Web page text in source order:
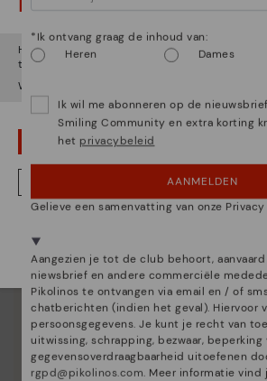
Ontdek nog meer
Sinds 1984 werken we eraan om elke
maken.
Het lijkt erop dat je in Verenigde Staten
toegang te krijgen tot de
België
Wil je naar onze
OEPS! FOUTJE, IK WIL GRAAG IN
NEE, IK WIL DE BELGIË
*Ik ontvang graag de inhoud van:
Heren
Dames
Ik wil me abonneren op de
Smiling Community en extra korting
het privacybeleid
AANMELDEN
Gelieve een samenvatting van onze
Aangezien je tot de club behoort,
niewsbrief en andere commerciële
Pikolinos te ontvangen via email en / of
chatberichten (indien het geval). Hiervoor
persoonsgegevens. Je kunt je recht van
uitwissing, schrapping, bezwaar, beperking
gegevensoverdraagbaarheid uitoefenen
rgpd@pikolinos.com. Meer informatie vind